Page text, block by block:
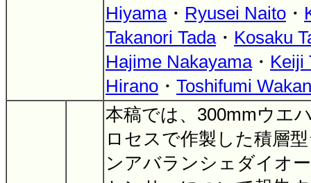
Hiyama・ Ryusei Naito ・
Takanori Tada・ Kosaku
Hajime Nakayama・ Keiji
Hirano ・ Toshifumi
本稿では、300mmウエ
ロセスで作製した積層
ンアバランシェダイオ